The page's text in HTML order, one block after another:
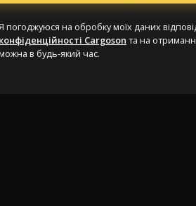
погоджуюся на обробку моїх даних
Cargoson та на
в будь-який час.